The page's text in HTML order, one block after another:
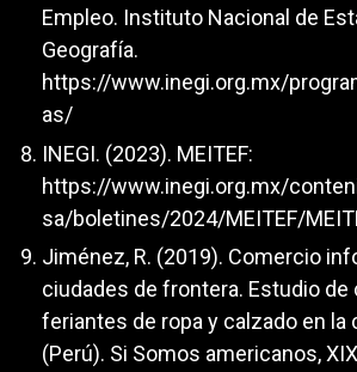
Empleo. Instituto Nacional de
Geografía.
https://www.inegi.org.mx/
as/
INEGI. (2023). MEITEF:
https://www.inegi.org.mx/
sa/boletines/2024/MEITEF/
Jiménez, R. (2019). Comercio
ciudades de frontera. Estudio de
feriantes de ropa y calzado en la
(Perú). Si Somos americanos,